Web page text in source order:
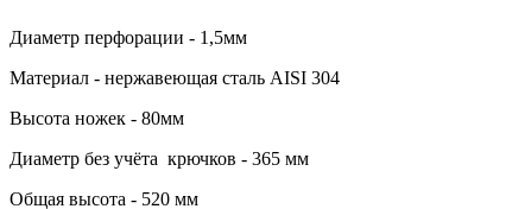
Диаметр перфорации - 1,5мм
Материал - нержавеющая сталь AISI 304
Высота ножек - 80мм
Диаметр без учёта крючков - 365 мм
Общая высота - 520 мм